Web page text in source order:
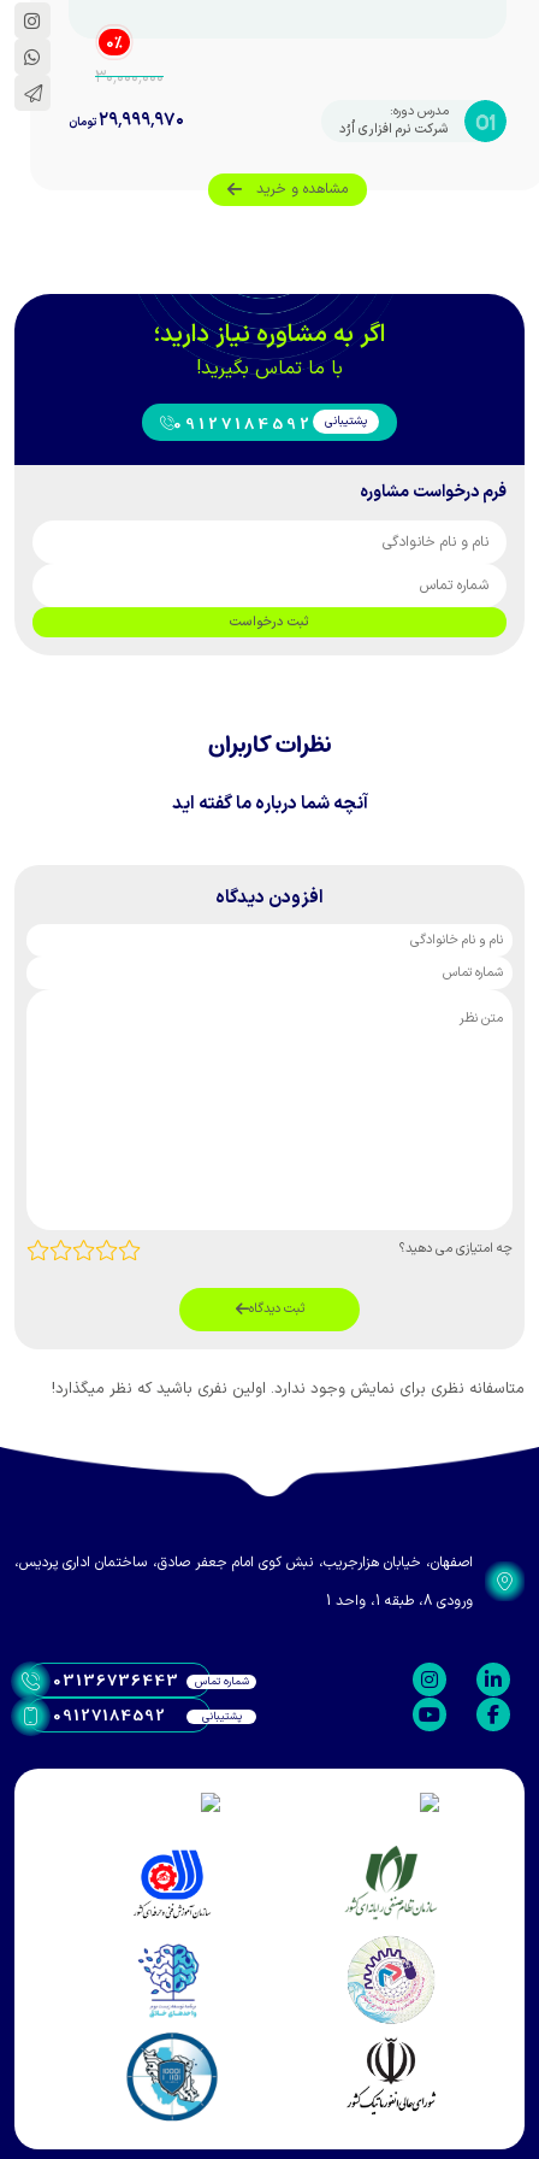
0%
۳۰٬۰۰۰٬۰۰۰
مدرس دوره:
شرکت نرم افزاری اُرُد
۲۹٬۹۹۹٬۹۷۰تومان
مشاهده و خرید
اگر به مشاوره نیاز دارید؛
با ما تماس بگیرید!
پشتیبانی 09127184592
فرم درخواست مشاوره
ثبت درخواست
نظرات کاربران
آنچه شما درباره ما گفته اید
افزودن دیدگاه
چه امتیازی می دهید؟
ثبت دیدگاه
متاسفانه نظری برای نمایش وجود ندارد. اولین نفری باشید که نظر میگذارد!
اصفهان، خیابان هزارجریب، نبش کوی امام جعفر صادق، ساختمان اداری پردیس،
ورودی 8، طبقه 1، واحد 1
شماره تماس 03136736443
پشتیبانی 09127184592